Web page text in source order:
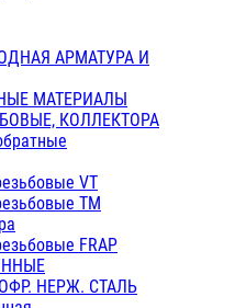
АРМАТУРА И
МАТЕРИАЛЫ
КОЛЛЕКТОРА
VT
ТМ
FRAP
НЕРЖ. СТАЛЬ